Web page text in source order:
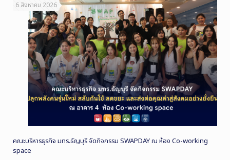
6 สิงหาคม 2026
คณะบริหารธุรกิจ มทร.ธัญบุรี จัดกิจกรรม SWAPDAY ณ ห้อง Co-working
space